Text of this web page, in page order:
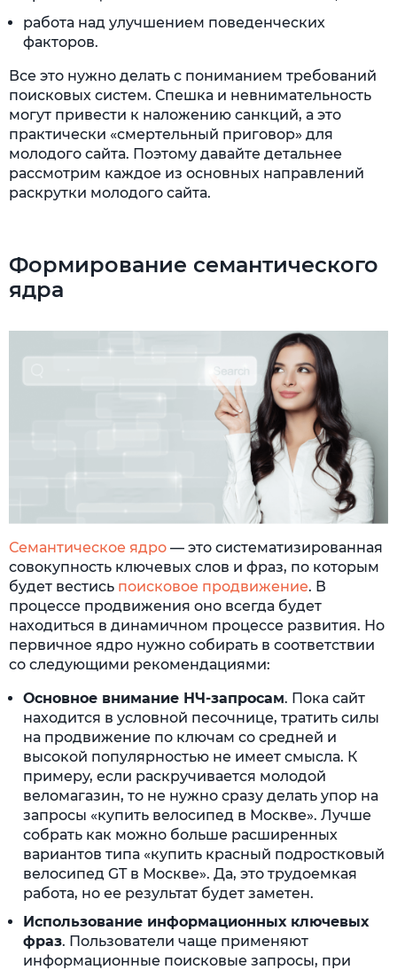
работа над улучшением поведенческих
факторов.
Все это нужно делать с пониманием требований
поисковых систем. Спешка и невнимательность
могут привести к наложению санкций, а это
практически «смертельный приговор» для
молодого сайта. Поэтому давайте детальнее
рассмотрим каждое из основных направлений
раскрутки молодого сайта.
Формирование семантического
ядра
Семантическое ядро — это систематизированная
совокупность ключевых слов и фраз, по которым
будет вестись поисковое продвижение. В
процессе продвижения оно всегда будет
находиться в динамичном процессе развития. Но
первичное ядро нужно собирать в соответствии
со следующими рекомендациями:
Основное внимание НЧ-запросам. Пока сайт
находится в условной песочнице, тратить силы
на продвижение по ключам со средней и
высокой популярностью не имеет смысла. К
примеру, если раскручивается молодой
веломагазин, то не нужно сразу делать упор на
запросы «купить велосипед в Москве». Лучше
собрать как можно больше расширенных
вариантов типа «купить красный подростковый
велосипед GT в Москве». Да, это трудоемкая
работа, но ее результат будет заметен.
Использование информационных ключевых
фраз. Пользователи чаще применяют
информационные поисковые запросы, при